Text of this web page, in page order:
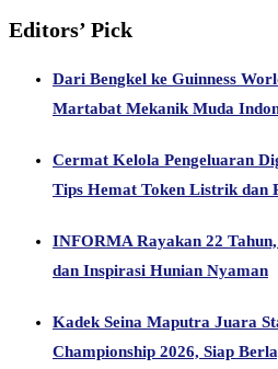
Editors’ Pick
Dari Bengkel ke Guinness
Martabat Mekanik Muda
Cermat Kelola Pengeluaran
Tips Hemat Token Listrik dan
INFORMA Rayakan 22
dan Inspirasi Hunian Nyaman
Kadek Seina Maputra Juara
Championship 2026, Siap